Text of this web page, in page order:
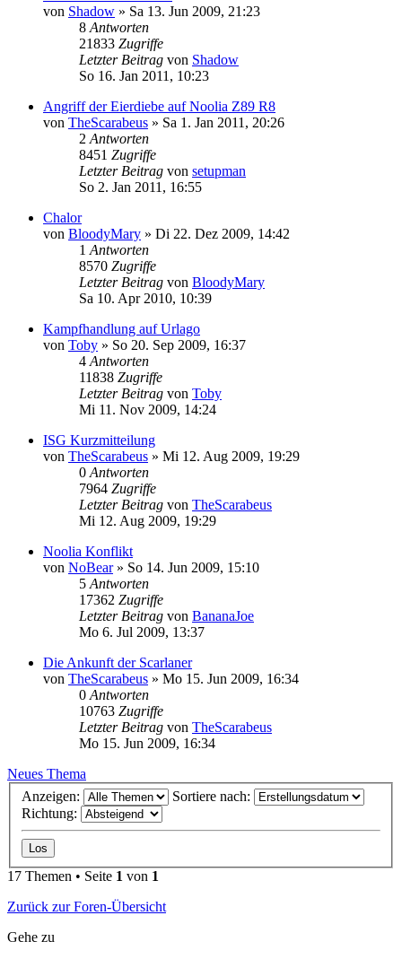
von Shadow » Sa 13. Jun 2009, 21:23
8 Antworten
21833 Zugriffe
Letzter Beitrag von Shadow
So 16. Jan 2011, 10:23
Angriff der Eierdiebe auf Noolia Z89 R8
von TheScarabeus » Sa 1. Jan 2011, 20:26
2 Antworten
8451 Zugriffe
Letzter Beitrag von setupman
So 2. Jan 2011, 16:55
Chalor
von BloodyMary » Di 22. Dez 2009, 14:42
1 Antworten
8570 Zugriffe
Letzter Beitrag von BloodyMary
Sa 10. Apr 2010, 10:39
Kampfhandlung auf Urlago
von Toby » So 20. Sep 2009, 16:37
4 Antworten
11838 Zugriffe
Letzter Beitrag von Toby
Mi 11. Nov 2009, 14:24
ISG Kurzmitteilung
von TheScarabeus » Mi 12. Aug 2009, 19:29
0 Antworten
7964 Zugriffe
Letzter Beitrag von TheScarabeus
Mi 12. Aug 2009, 19:29
Noolia Konflikt
von NoBear» So 14. Jun 2009, 15:10
5 Antworten
17362 Zugriffe
Letzter Beitrag von BananaJoe
Mo 6. Jul 2009, 13:37
Die Ankunft der Scarlaner
von TheScarabeus » Mo 15. Jun 2009, 16:34
0 Antworten
10763 Zugriffe
Letzter Beitrag von TheScarabeus
Mo 15. Jun 2009, 16:34
Neues Thema
Anzeigen:
Sortiere nach:
Richtung:
17 Themen • Seite 1 von 1
Zurück zur Foren-Übersicht
Gehe zu